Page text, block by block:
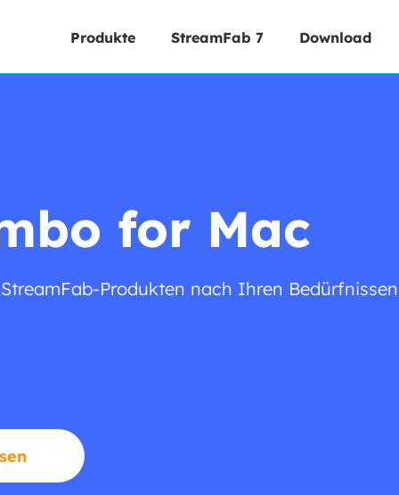
Produkte StreamFab 7 Download
for Mac
Produkten nach Ihren Bedürfnissen